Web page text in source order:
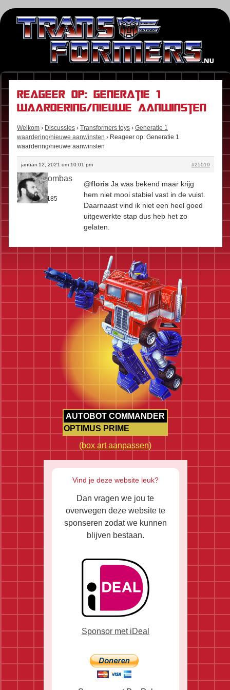
Reageer op: Generatie 1
waardering/nieuwe aanwinsten
Welkom › Discussies › Transformers toys › Generatie 1
waardering/nieuwe aanwinsten › Reageer op: Generatie 1
waardering/nieuwe aanwinsten
januari 12, 2021 om 10:01 pm #25019
Boomboombas
Rol:Fan
Berichten: 185
@floris Ja was bekend maar krijg
hem niet mooi stabiel vast in de vuist.
Daarnaast vind ik niet een heel goed
uitgewerkte stap dus heb het zo
gelaten.
AUTOBOT COMMANDER
OPTIMUS PRIME
(box art aanpassen)
Vind je deze website leuk?
Dan vragen we jou te
overwegen deze website te
sponseren zodat we kunnen
blijven bestaan.
Sponsor met iDeal